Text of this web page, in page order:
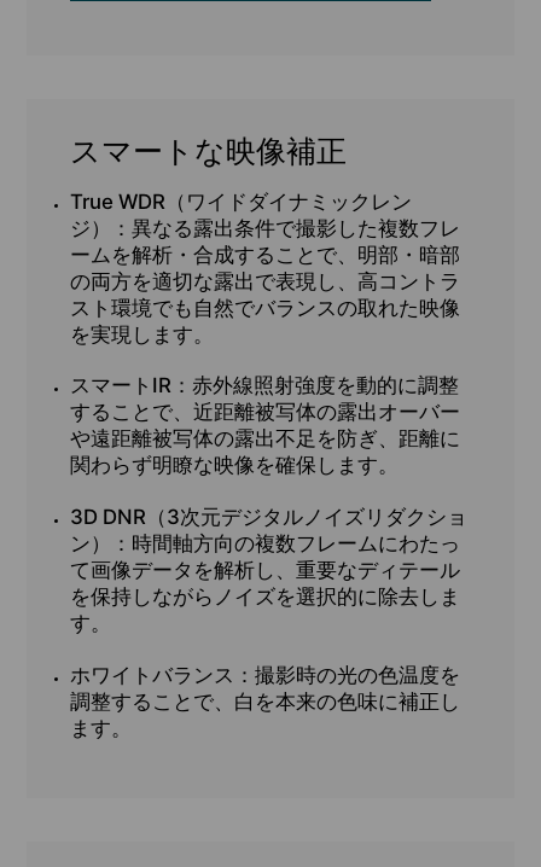
スマートな映像補正
True WDR（ワイドダイナミックレン
ジ）：異なる露出条件で撮影した複数フレ
ームを解析・合成することで、明部・暗部
の両方を適切な露出で表現し、高コントラ
スト環境でも自然でバランスの取れた映像
を実現します。
スマートIR：赤外線照射強度を動的に調整
することで、近距離被写体の露出オーバー
や遠距離被写体の露出不足を防ぎ、距離に
関わらず明瞭な映像を確保します。
3D DNR（3次元デジタルノイズリダクショ
ン）： 時間軸方向の複数フレームにわたっ
て画像データを解析し、重要なディテール
を保持しながらノイズを選択的に除去しま
す。
ホワイトバランス：撮影時の光の色温度を
調整することで、白を本来の色味に補正し
ます。